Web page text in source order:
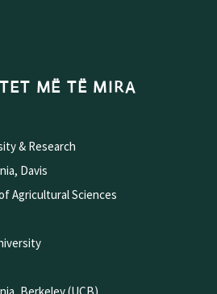
MË TË MIRA
& Research
Davis
Agricultural Sciences